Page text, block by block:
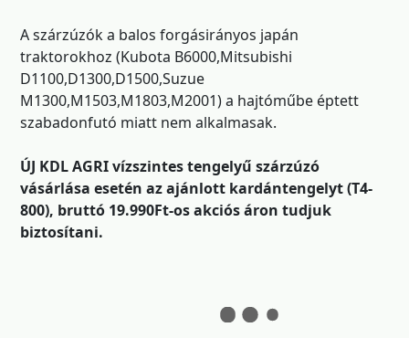
A szárzúzók a balos forgásirányos japán
traktorokhoz (Kubota B6000,Mitsubishi
D1100,D1300,D1500,Suzue
M1300,M1503,M1803,M2001) a hajtóműbe éptett
szabadonfutó miatt nem alkalmasak.
ÚJ KDL AGRI vízszintes tengelyű szárzúzó
vásárlása esetén az ajánlott kardántengelyt (T4-
800), bruttó 19.990Ft-os akciós áron tudjuk
biztosítani.